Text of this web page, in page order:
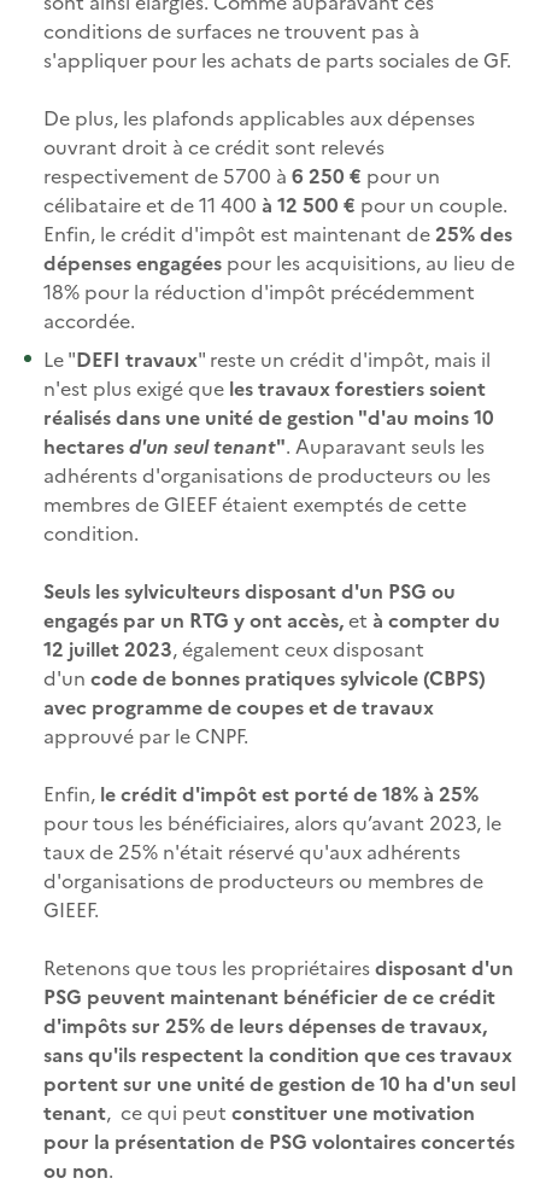
conditions de surfaces ne trouvent pas à
s'appliquer pour les achats de parts sociales de GF.
De plus, les plafonds applicables aux dépenses
ouvrant droit à ce crédit sont relevés
respectivement de 5700 à 6 250 € pour un
célibataire et de 11 400 à 12 500 € pour un couple.
Enfin, le crédit d'impôt est maintenant de25% des
dépenses engagées pour les acquisitions, au lieu de
18% pour la réduction d'impôt précédemment
accordée.
Le "DEFI travaux" reste un crédit d'impôt, mais il
n'est plus exigé que les travaux forestiers soient
réalisés dans une unité de gestion "d'au moins 10
hectaresd'un seul tenant". Auparavant seuls les
adhérents d'organisations de producteurs ou les
membres de GIEEF étaient exemptés de cette
condition.
Seuls les sylviculteurs disposant d'un PSG ou
engagés par un RTG y ont accès,et à compter du
12 juillet 2023, également ceux disposant
d'un code de bonnes pratiques sylvicole (CBPS)
avec programme de coupes et de travaux
approuvé par le CNPF.
Enfin, le crédit d'impôt est porté de 18% à 25%
pour tous les bénéficiaires, alors qu’avant 2023, le
taux de 25% n'était réservé qu'aux adhérents
d'organisations de producteurs ou membres de
GIEEF.
Retenons que tous les propriétairesdisposant d'un
PSG peuvent maintenant bénéficier de ce crédit
d'impôts sur 25% de leurs dépenses de travaux,
sans qu'ils respectent la condition que ces travaux
portent sur une unité de gestion de 10 ha d'un seul
tenant, ce qui peut constituer une motivation
pour la présentation de PSG volontaires concertés
ou non.